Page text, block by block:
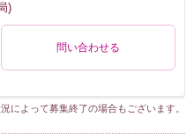
)
問い合わせる
によって募集終了の場合もございます。